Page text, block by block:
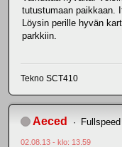
tutustumaan paikkaan.
Löysin perille hyvän
parkkiin.
Tekno SCT410
Aeced
02.08.13 - klo: 13.59